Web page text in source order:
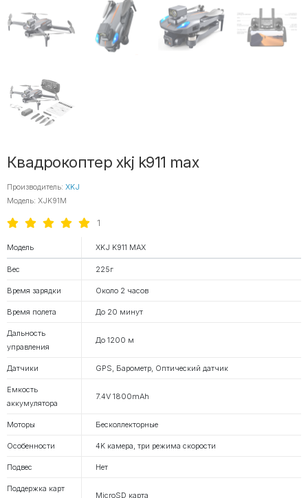
Квадрокоптер xkj k911 max
Производитель: XKJ
Модель: XJK91M
1
Модель XKJ K911 MAX
Вес 225г
Время зарядки Около 2 часов
Время полета До 20 минут
Дальность
управления
До 1200 м
Датчики GPS, Барометр, Оптический датчик
Емкость
аккумулятора
7.4V 1800mAh
Моторы Бесколлекторные
Особенности 4K камера, три режима скорости
Подвес Нет
Поддержка карт
MicroSD карта